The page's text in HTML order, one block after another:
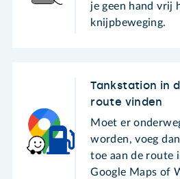
je geen hand vrij
knijpbeweging.
Tankstation in
route vinden
Moet er
worden, voeg
toe aan de route
Google Maps of